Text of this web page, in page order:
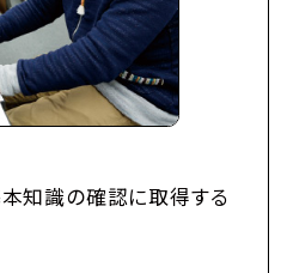
知識の確認に取得する